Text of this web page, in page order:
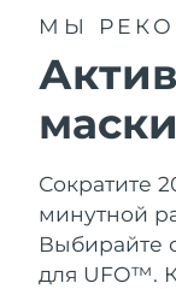
МЫ
Сократите
минутной
Выбирайте
для UFO™.